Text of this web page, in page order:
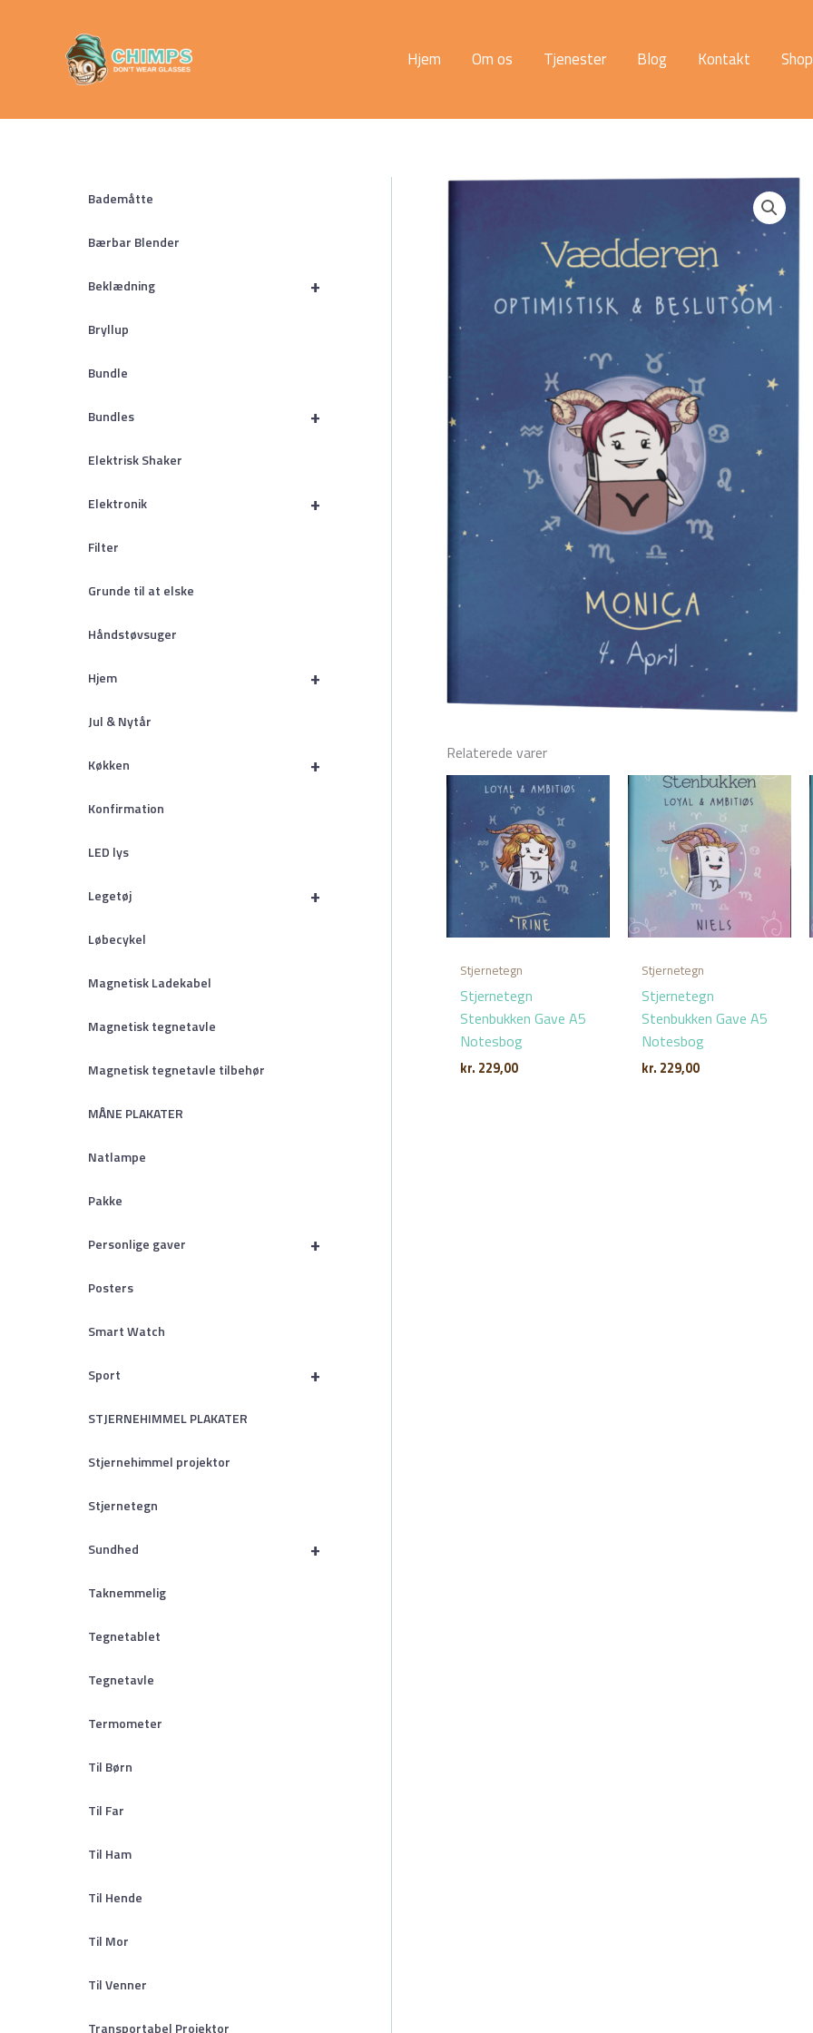
Hjem Om os Tjenester Blog Kontakt Shop
Bademåtte
Bærbar Blender
+
Beklædning
Bryllup
Bundle
+
Bundles
Elektrisk Shaker
+
Elektronik
Filter
Grunde til at elske
Håndstøvsuger
+
Hjem
Jul & Nytår
+
Køkken
Konfirmation
LED lys
+
Legetøj
Løbecykel
Magnetisk Ladekabel
Magnetisk tegnetavle
Magnetisk tegnetavle tilbehør
MÅNE PLAKATER
Natlampe
Pakke
+
Personlige gaver
Posters
Smart Watch
+
Sport
STJERNEHIMMEL PLAKATER
Stjernehimmel projektor
Stjernetegn
+
Sundhed
Taknemmelig
Tegnetablet
Tegnetavle
Termometer
Til Børn
Til Far
Til Ham
Til Hende
Til Mor
Til Venner
Transportabel Projektor
Relaterede varer
Stjernetegn
Stjernetegn
Stenbukken Gave A5
Notesbog
kr. 229,00
Stjernetegn
Stjernetegn
Stenbukken Gave A5
Notesbog
kr. 229,00